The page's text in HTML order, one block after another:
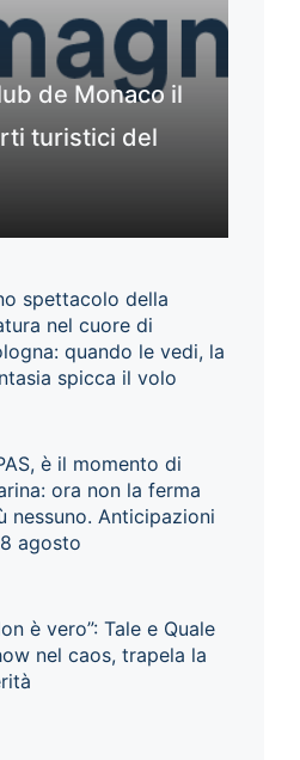
de Monaco il
turistici del
spettacolo della
nel cuore di
quando le vedi, la
spicca il volo
è il momento di
ora non la ferma
nessuno. Anticipazioni
agosto
è vero”: Tale e Quale
nel caos, trapela la